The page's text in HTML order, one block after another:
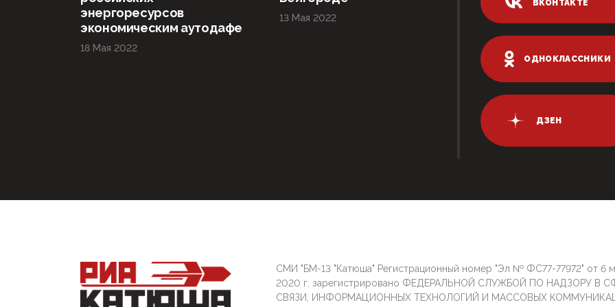
энергоресурсов
экономическим аутодафе
18 Мая 2022
13 Мая 2022
ВКОНТАКТЕ
ОДНОКЛАССНИКИ
ДЗЕН
СМИ "БМ-13 "Катюша" Регистрационный номер "Эл № ФС77-77972" от 6
2020 г. зарегистрировано ФЕДЕРАЛЬНОЙ СЛУЖБОЙ ПО НАДЗОРУ В
СВЯЗИ, ИНФОРМАЦИОННЫХ ТЕХНОЛОГИЙ И МАССОВЫХ